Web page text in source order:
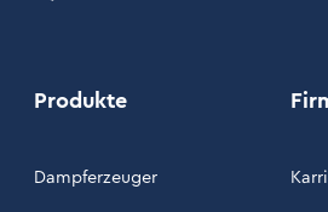
Produkte
Dampferzeuger